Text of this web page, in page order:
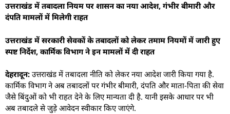
उत्तराखंड में तबादला नियम पर शासन का नया आदेश, गंभीर बीमारी और
दंपति मामलों में मिलेगी राहत
उत्तराखंड में सरकारी सेवकों के तबादलों को लेकर तमाम नियमों में जारी हुए
स्पष्ट निर्देश, कार्मिक विभाग ने इन मामलों में दी राहत
देहरादून: उत्तराखंड में तबादला नीति को लेकर नया आदेश जारी किया गया है.
कार्मिक विभाग ने अब तबादलों पर गंभीर बीमारी, दंपति और माता-पिता की सेवा
जैसे बिंदुओं को भी राहत देने के लिए मान्यता दी है. यानी इसके आधार पर भी
अब तबादले से जुड़े आवेदन स्वीकार किए जाएंगे.